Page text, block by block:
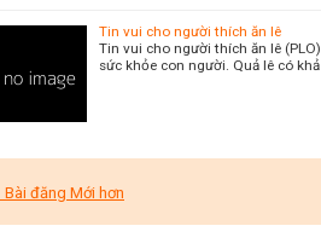
Tin vui cho người thích ăn lê
Tin vui cho người thích ăn lê
sức khỏe con người. Quả lê có
đăng Mới hơn